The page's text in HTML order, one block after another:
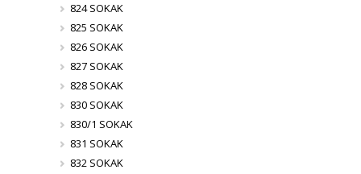
824 SOKAK
825 SOKAK
826 SOKAK
827 SOKAK
828 SOKAK
830 SOKAK
830/1 SOKAK
831 SOKAK
832 SOKAK